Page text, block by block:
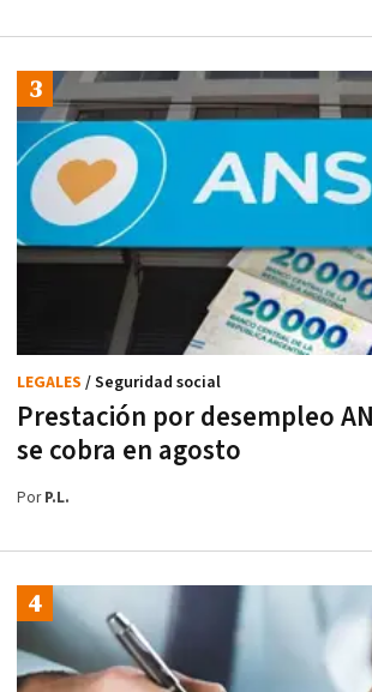
Prestación por desempleo
se cobra en agosto
LEGALES / Seguridad social
PorP.L.